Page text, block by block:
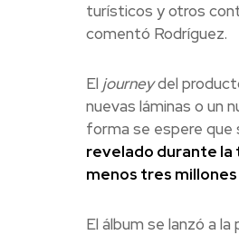
turísticos y otros
comentó Rodríguez.
El journeydel
nuevas láminas o un
forma se espere que
revelado durante la
menos tres
El álbum se lanzó a